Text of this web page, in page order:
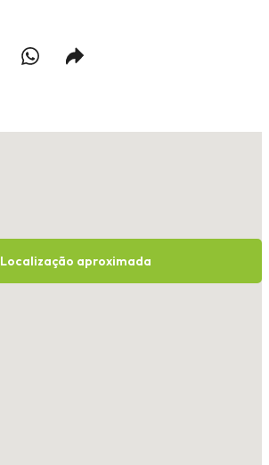
Localização aproximada